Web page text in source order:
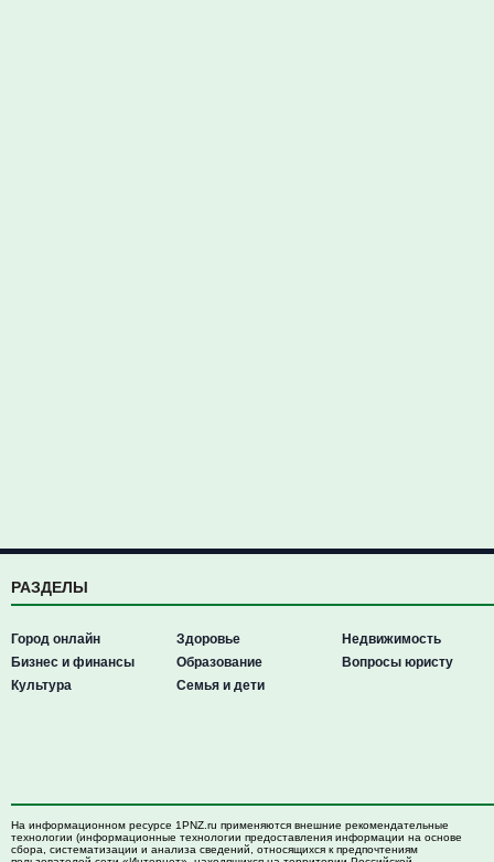
РАЗДЕЛЫ
Город онлайн
Бизнес и финансы
Культура
Здоровье
Образование
Семья и дети
Недвижимость
Вопросы юристу
На информационном ресурсе 1PNZ.ru применяются внешние рекомендательные
технологии (информационные технологии предоставления информации на основе
сбора, систематизации и анализа сведений, относящихся к предпочтениям